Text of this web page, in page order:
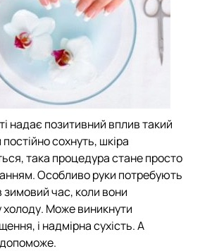
надає позитивний вплив такий
сохнуть, шкіра
така процедура стане просто
Особливо руки потребують
зимовий час, коли вони
Може виникнути
і надмірна сухість. А